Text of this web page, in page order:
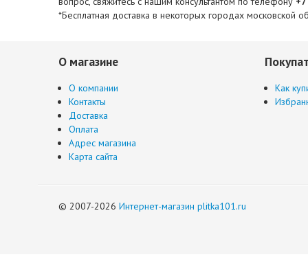
*Бесплатная доставка в некоторых городах московской
О магазине
О компании
Контакты
Доставка
Оплата
Адрес магазина
Карта сайта
Как
© 2007-2026 Интернет-магазин plitka101.ru